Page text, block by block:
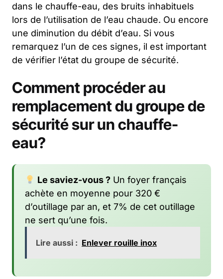
dans le chauffe-eau, des bruits inhabituels
lors de l’utilisation de l’eau chaude. Ou encore
une diminution du débit d’eau. Si vous
remarquez l’un de ces signes, il est important
de vérifier l’état du groupe de sécurité.
Comment procéder au
remplacement du groupe de
sécurité sur un chauffe-
eau?
Le saviez-vous ?Un foyer français
achète en moyenne pour 320 €
d’outillage par an, et 7% de cet outillage
ne sert qu’une fois.
Lire aussi : Enlever rouille inox